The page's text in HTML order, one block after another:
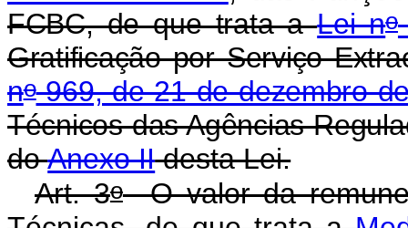
FCBC, de que trata aLei no
Gratificação por Serviço
no969, de 21 de dezembro
Técnicos das Agências
doAnexo IIdesta Lei.
Art. 3oO valor da